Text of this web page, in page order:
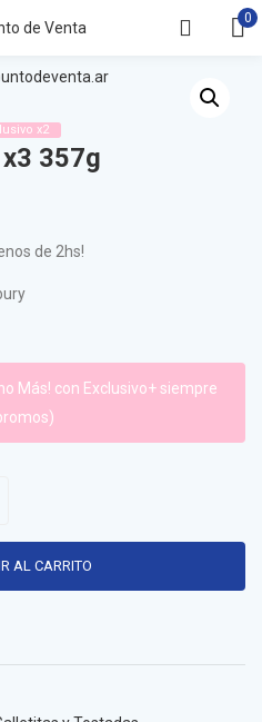
0
x2
357g
de 2hs!
Más! con Exclusivo+ siempre
AL CARRITO